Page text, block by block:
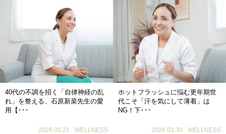
40代の不調を招く「自律神経の乱
れ」を整える、石原新菜先生の愛
用【･･･
2026.05.21 WELLNESS
ホットフラッシュに悩む更年期世
代こそ「汗を気にして薄着」は
NG！下･･･
2026.03.30 WELLNESS